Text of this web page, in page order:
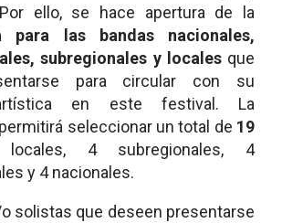
ello, se hace apertura de la
para las bandas nacionales,
subregionales y localesque
para circular con su
en este festival. La
seleccionar un total de 19
4 subregionales, 4
y 4 nacionales.
solistas que deseen presentarse